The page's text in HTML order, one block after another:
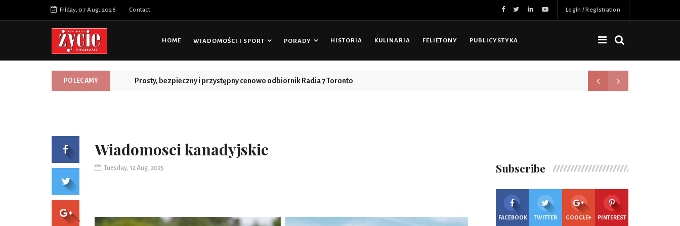
Friday, 07 Aug, 2026 Contact Login / Registration
HOME WIADOMOŚCI I SPORT PORADY HISTORIA KULINARIA FELIETONY PUBLICYSTYKA
POLECAMY Prosty, bezpieczny i przystępny cenowo odbiornik Radia 7 Toronto Nowa jakość, więcej
Wiadomosci kanadyjskie
Tuesday, 12 Aug, 2025 Subscribe
FACEBOOK TWITTER GOOGLE+ PINTEREST